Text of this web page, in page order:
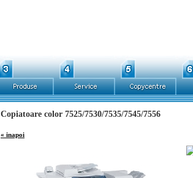
Copiatoare color 7525/7530/7535/7545/7556
« inapoi